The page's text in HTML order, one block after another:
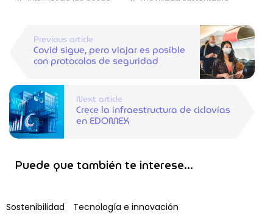
Previous article
Covid sigue, pero viajar es posible
con protocolos de seguridad
Next article
Crece la infraestructura de ciclovías
en EDOMEX
Puede que también te interese...
Sostenibilidad Tecnología e innovación